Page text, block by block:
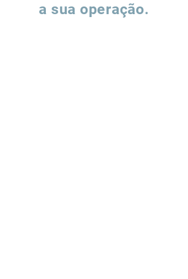
a sua operação.